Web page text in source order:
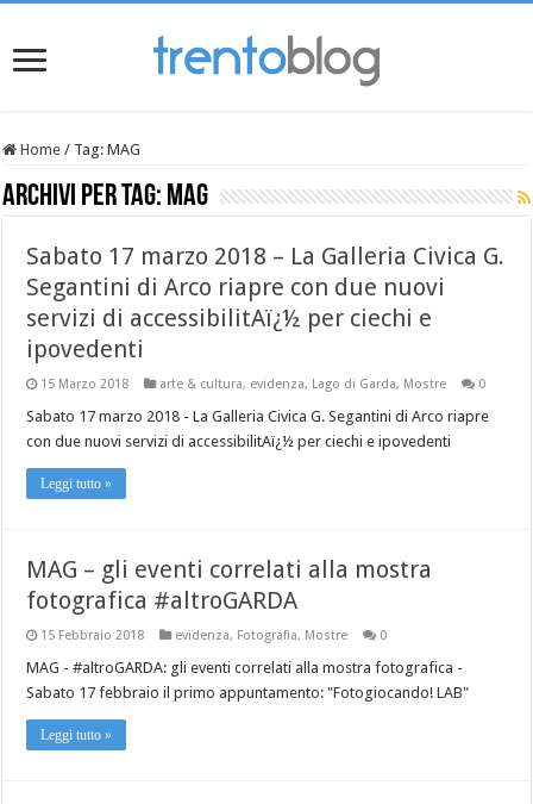
Home / Tag:MAG
Archivi per tag: MAG
Sabato 17 marzo 2018 – La Galleria Civica G.
Segantini di Arco riapre con due nuovi
servizi di accessibilitAï¿½ per ciechi e
ipovedenti
15 Marzo 2018 arte & cultura, evidenza, Lago di Garda, Mostre 0
Sabato 17 marzo 2018 - La Galleria Civica G. Segantini di Arco riapre
con due nuovi servizi di accessibilitAï¿½ per ciechi e ipovedenti
Leggi tutto »
MAG – gli eventi correlati alla mostra
fotografica #altroGARDA
15 Febbraio 2018 evidenza, Fotografia, Mostre 0
MAG - #altroGARDA: gli eventi correlati alla mostra fotografica -
Sabato 17 febbraio il primo appuntamento: "Fotogiocando! LAB"
Leggi tutto »